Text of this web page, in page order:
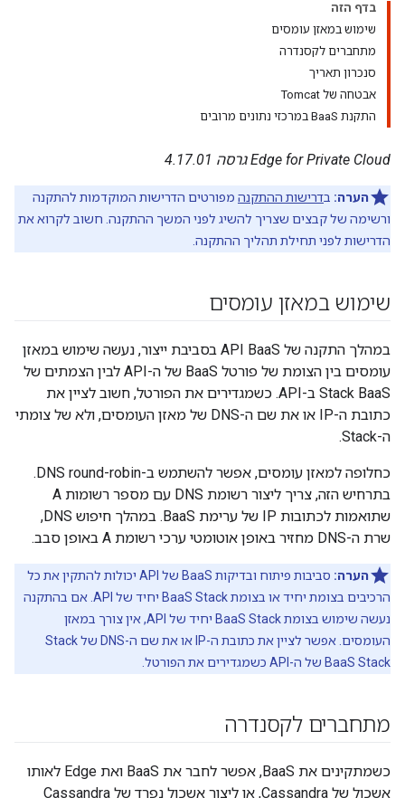
בדף הזה
שימוש במאזן עומסים
מתחברים לקסנדרה
סנכרון תאריך
אבטחה של Tomcat
התקנת BaaS במרכזי נתונים מרובים
Edge for Private Cloud גרסה 4.17.01
הערה: בדרישות ההתקנה מפורטים הדרישות המוקדמות להתקנה
ורשימה של קבצים שצריך להשיג לפני המשך ההתקנה. חשוב לקרוא את
הדרישות לפני תחילת תהליך ההתקנה.
שימוש במאזן עומסים
במהלך התקנה של API BaaS בסביבת ייצור, נעשה שימוש במאזן
עומסים בין הצומת של פורטל BaaS של ה-API לבין הצמתים של
Stack BaaS ב-API. כשמגדירים את הפורטל, חשוב לציין את
כתובת ה-IP או את שם ה-DNS של מאזן העומסים, ולא של צומתי
ה-Stack.
כחלופה למאזן עומסים, אפשר להשתמש ב-DNS round-robin.
בתרחיש הזה, צריך ליצור רשומת DNS עם מספר רשומות A
שתואמות לכתובות IP של ערימת BaaS. במהלך חיפוש DNS,
שרת ה-DNS מחזיר באופן אוטומטי ערכי רשומת A באופן סבב.
הערה:
סביבות פיתוח ובדיקות BaaS של API יכולות להתקין את כל
הרכיבים בצומת יחיד או בצומת BaaS Stack יחיד של API. אם בהתקנה
נעשה שימוש בצומת BaaS Stack יחיד של API, אין צורך במאזן
העומסים. אפשר לציין את כתובת ה-IP או את שם ה-DNS של Stack
BaaS Stack של ה-API כשמגדירים את הפורטל.
מתחברים לקסנדרה
כשמתקינים את BaaS, אפשר לחבר את BaaS ואת Edge לאותו
אשכול של Cassandra, או ליצור אשכול נפרד של Cassandra